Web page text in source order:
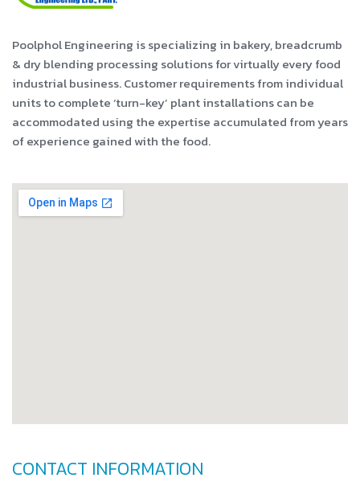
Poolphol Engineering is specializing in bakery, breadcrumb
& dry blending processing solutions for virtually every food
industrial business. Customer requirements from individual
units to complete ‘turn-key’ plant installations can be
accommodated using the expertise accumulated from years
of experience gained with the food.
CONTACT INFORMATION